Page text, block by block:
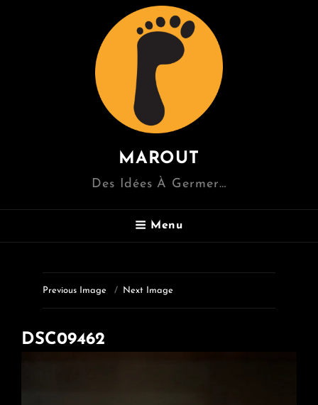
MAROUT
Des Idées À Germer…
Menu
Previous Image Next Image
DSC09462